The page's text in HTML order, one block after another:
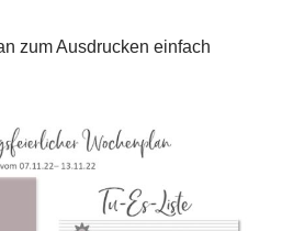
zum Ausdrucken einfach